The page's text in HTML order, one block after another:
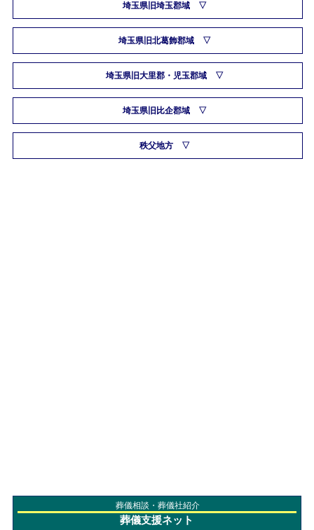
埼玉県旧埼玉郡域
埼玉県旧北葛飾郡域
埼玉県旧大里郡・児玉郡域
埼玉県旧比企郡域
秩父地方
葬儀相談・葬儀社紹介
葬儀支援ネット